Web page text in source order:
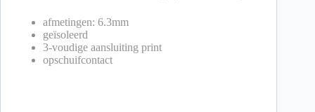
afmetingen: 6.3mm
geïsoleerd
3-voudige aansluiting print
opschuifcontact